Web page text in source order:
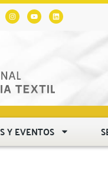
Y EVENTOS